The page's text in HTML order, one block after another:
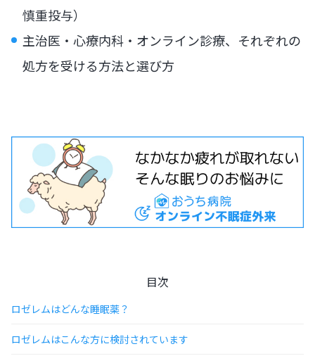
慎重投与）
主治医・心療内科・オンライン診療、それぞれの
処方を受ける方法と選び方
目次
ロゼレムはどんな睡眠薬？
ロゼレムはこんな方に検討されています